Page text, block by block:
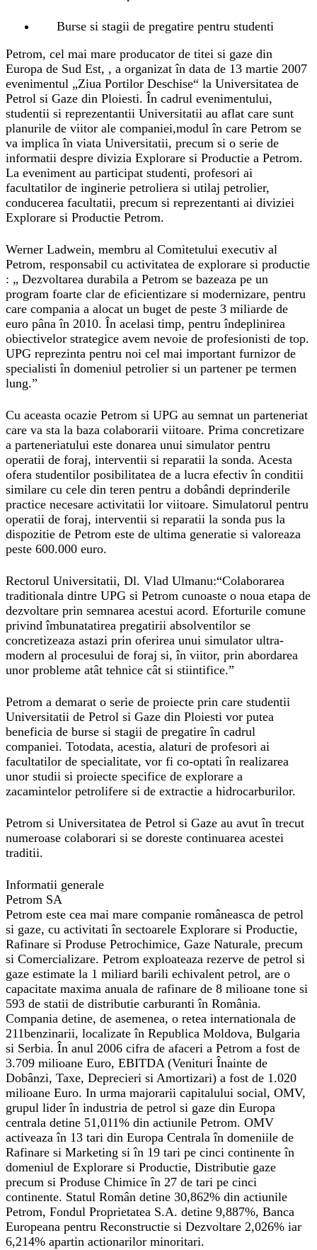
Burse si stagii de pregatire pentru studenti
Petrom, cel mai mare producator de titei si gaze din
Europa de Sud Est, , a organizat în data de 13 martie 2007
evenimentul „Ziua Portilor Deschise“ la Universitatea de
Petrol si Gaze din Ploiesti. În cadrul evenimentului,
studentii si reprezentantii Universitatii au aflat care sunt
planurile de viitor ale companiei,modul în care Petrom se
va implica în viata Universitatii, precum si o serie de
informatii despre divizia Explorare si Productie a Petrom.
La eveniment au participat studenti, profesori ai
facultatilor de inginerie petroliera si utilaj petrolier,
conducerea facultatii, precum si reprezentanti ai diviziei
Explorare si Productie Petrom.
Werner Ladwein, membru al Comitetului executiv al
Petrom, responsabil cu activitatea de explorare si productie
: „ Dezvoltarea durabila a Petrom se bazeaza pe un
program foarte clar de eficientizare si modernizare, pentru
care compania a alocat un buget de peste 3 miliarde de
euro pâna în 2010. În acelasi timp, pentru îndeplinirea
obiectivelor strategice avem nevoie de profesionisti de top.
UPG reprezinta pentru noi cel mai important furnizor de
specialisti în domeniul petrolier si un partener pe termen
lung.”
Cu aceasta ocazie Petrom si UPG au semnat un parteneriat
care va sta la baza colaborarii viitoare. Prima concretizare
a parteneriatului este donarea unui simulator pentru
operatii de foraj, interventii si reparatii la sonda. Acesta
ofera studentilor posibilitatea de a lucra efectiv în conditii
similare cu cele din teren pentru a dobândi deprinderile
practice necesare activitatii lor viitoare. Simulatorul pentru
operatii de foraj, interventii si reparatii la sonda pus la
dispozitie de Petrom este de ultima generatie si valoreaza
peste 600.000 euro.
Rectorul Universitatii, Dl. Vlad Ulmanu:“Colaborarea
traditionala dintre UPG si Petrom cunoaste o noua etapa de
dezvoltare prin semnarea acestui acord. Eforturile comune
privind îmbunatatirea pregatirii absolventilor se
concretizeaza astazi prin oferirea unui simulator ultra-
modern al procesului de foraj si, în viitor, prin abordarea
unor probleme atât tehnice cât si stiintifice.”
Petrom a demarat o serie de proiecte prin care studentii
Universitatii de Petrol si Gaze din Ploiesti vor putea
beneficia de burse si stagii de pregatire în cadrul
companiei. Totodata, acestia, alaturi de profesori ai
facultatilor de specialitate, vor fi co-optati în realizarea
unor studii si proiecte specifice de explorare a
zacamintelor petrolifere si de extractie a hidrocarburilor.
Petrom si Universitatea de Petrol si Gaze au avut în trecut
numeroase colaborari si se doreste continuarea acestei
traditii.
Informatii generale
Petrom SA
Petrom este cea mai mare companie româneasca de petrol
si gaze, cu activitati în sectoarele Explorare si Productie,
Rafinare si Produse Petrochimice, Gaze Naturale, precum
si Comercializare. Petrom exploateaza rezerve de petrol si
gaze estimate la 1 miliard barili echivalent petrol, are o
capacitate maxima anuala de rafinare de 8 milioane tone si
593 de statii de distributie carburanti în România.
Compania detine, de asemenea, o retea internationala de
211benzinarii, localizate în Republica Moldova, Bulgaria
si Serbia. În anul 2006 cifra de afaceri a Petrom a fost de
3.709 milioane Euro, EBITDA (Venituri Înainte de
Dobânzi, Taxe, Deprecieri si Amortizari) a fost de 1.020
milioane Euro. In urma majorarii capitalului social, OMV,
grupul lider în industria de petrol si gaze din Europa
centrala detine 51,011% din actiunile Petrom. OMV
activeaza în 13 tari din Europa Centrala în domeniile de
Rafinare si Marketing si în 19 tari pe cinci continente în
domeniul de Explorare si Productie, Distributie gaze
precum si Produse Chimice în 27 de tari pe cinci
continente. Statul Român detine 30,862% din actiunile
Petrom, Fondul Proprietatea S.A. detine 9,887%, Banca
Europeana pentru Reconstructie si Dezvoltare 2,026% iar
6,214% apartin actionarilor minoritari.